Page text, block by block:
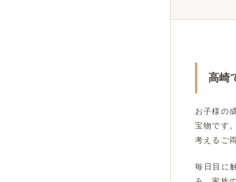
高崎
お子様の
宝物です
考えるご
毎日目に